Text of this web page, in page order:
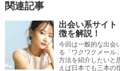
関連記事
出会い系サイ
徴を解説！
今回は一般的な出会
る「ワクワクメール
方法を紹介したいと
えば日本でも三本の